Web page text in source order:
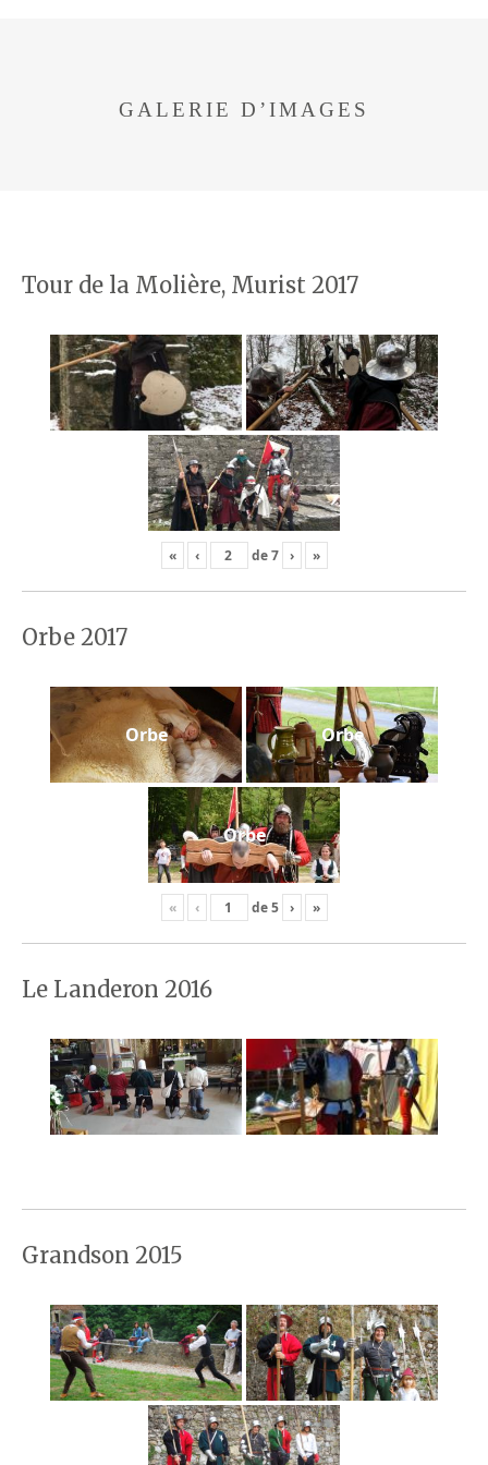
GALERIE D’IMAGES
Tour de la Molière, Murist 2017
« ‹ de7 › »
Orbe 2017
Orbe Orbe
Orbe
« ‹ de5 › »
Le Landeron 2016
Grandson 2015